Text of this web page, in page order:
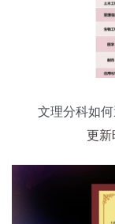
文理分科如
更新